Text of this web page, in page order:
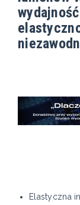
Elastyczna